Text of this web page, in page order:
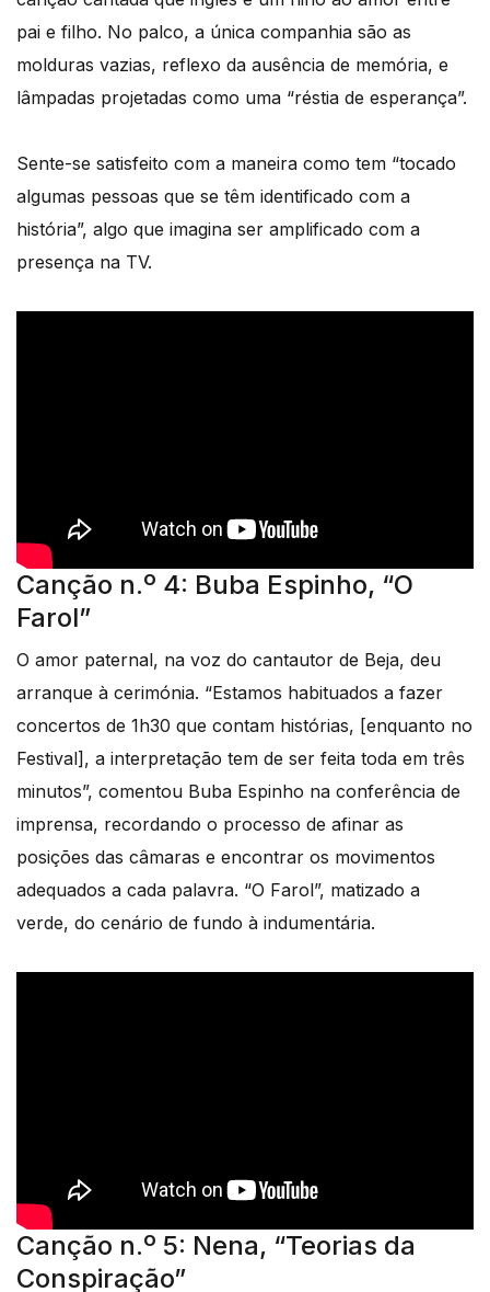
pai e filho. No palco, a única companhia são as
molduras vazias, reflexo da ausência de memória, e
lâmpadas projetadas como uma “réstia de esperança”.
Sente-se satisfeito com a maneira como tem “tocado
algumas pessoas que se têm identificado com a
história”, algo que imagina ser amplificado com a
presença na TV.
Canção n.º 4: Buba Espinho, “O
Farol”
O amor paternal, na voz do cantautor de Beja, deu
arranque à cerimónia. “Estamos habituados a fazer
concertos de 1h30 que contam histórias, [enquanto no
Festival], a interpretação tem de ser feita toda em três
minutos”, comentou Buba Espinho na conferência de
imprensa, recordando o processo de afinar as
posições das câmaras e encontrar os movimentos
adequados a cada palavra. “O Farol”, matizado a
verde, do cenário de fundo à indumentária.
Canção n.º 5: Nena, “Teorias da
Conspiração”